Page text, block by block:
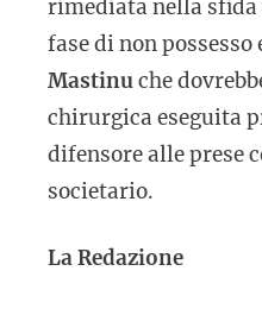
rimediata nella sfida
fase di non
Mastinuche
chirurgica eseguita
difensore alle prese
societario.
La Redazione